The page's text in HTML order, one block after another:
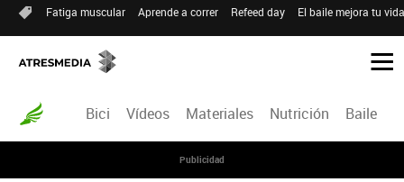
Fatiga muscular Aprende a correr Refeed day El baile mejora tu
Bici Vídeos Materiales Nutrición Baile
Publicidad